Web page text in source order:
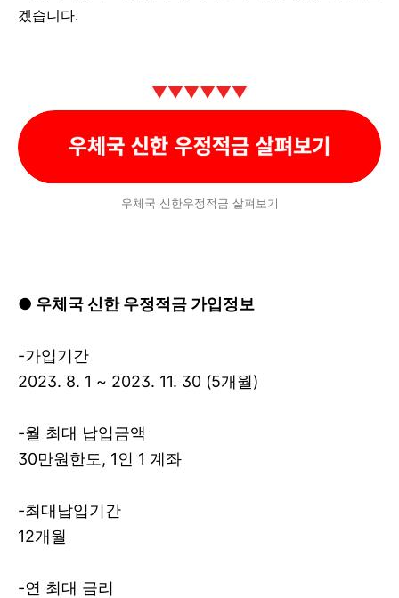
겠습니다.
▼▼▼▼▼▼
우체국 신한우정적금 살펴보기
● 우체국 신한 우정적금 가입정보
-가입기간
2023. 8. 1 ~ 2023. 11. 30 (5개월)
-월 최대 납입금액
30만원한도, 1인 1 계좌
-최대납입기간
12개월
-연 최대 금리